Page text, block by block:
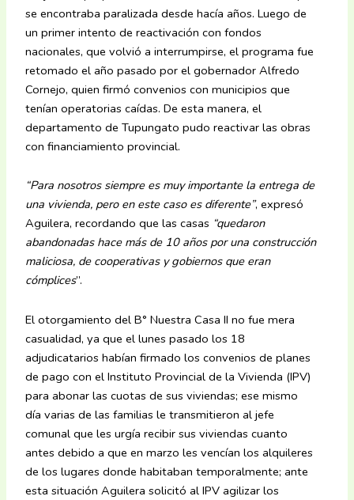
se encontraba paralizada desde hacía años. Luego de
un primer intento de reactivación con fondos
nacionales, que volvió a interrumpirse, el programa fue
retomado el año pasado por el gobernador Alfredo
Cornejo, quien firmó convenios con municipios que
tenían operatorias caídas. De esta manera, el
departamento de Tupungato pudo reactivar las obras
con financiamiento provincial.
“Para nosotros siempre es muy importante la entrega de
una vivienda, pero en este caso es diferente”, expresó
Aguilera, recordando que las casas “quedaron
abandonadas hace más de 10 años por una construcción
maliciosa, de cooperativas y gobiernos que eran
cómplices”.
El otorgamiento del B° Nuestra Casa II no fue mera
casualidad, ya que el lunes pasado los 18
adjudicatarios habían firmado los convenios de planes
de pago con el Instituto Provincial de la Vivienda (IPV)
para abonar las cuotas de sus viviendas; ese mismo
día varias de las familias le transmitieron al jefe
comunal que les urgía recibir sus viviendas cuanto
antes debido a que en marzo les vencían los alquileres
de los lugares donde habitaban temporalmente; ante
esta situación Aguilera solicitó al IPV agilizar los